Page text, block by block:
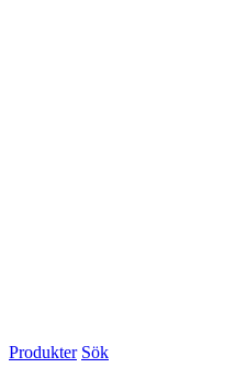
Produkter Sök